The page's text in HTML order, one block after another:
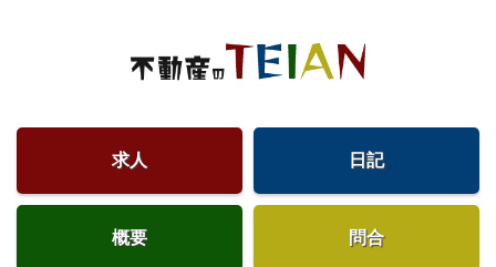
求人 日記
概要 問合